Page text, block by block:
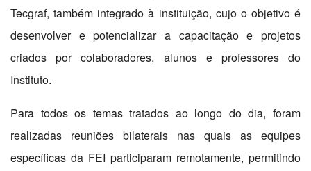
Tecgraf, também integrado à instituição, cujo o objetivo é
desenvolver e potencializar a capacitação e projetos
criados por colaboradores, alunos e professores do
Instituto.
Para todos os temas tratados ao longo do dia, foram
realizadas reuniões bilaterais nas quais as equipes
específicas da FEI participaram remotamente, permitindo